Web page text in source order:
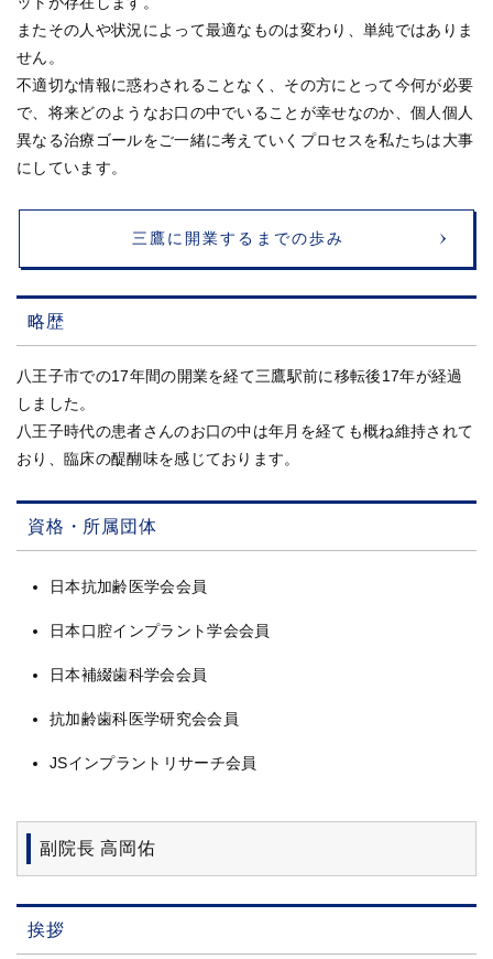
またその人や状況によって最適なものは変わり、単純ではありま
せん。
不適切な情報に惑わされることなく、その方にとって今何が必要
で、将来どのようなお口の中でいることが幸せなのか、個人個人
異なる治療ゴールをご一緒に考えていくプロセスを私たちは大事
にしています。
三鷹に開業するまでの歩み
略歴
八王子市での17年間の開業を経て三鷹駅前に移転後17年が経過
しました。
八王子時代の患者さんのお口の中は年月を経ても概ね維持されて
おり、臨床の醍醐味を感じております。
資格・所属団体
日本抗加齢医学会会員
日本口腔インプラント学会会員
日本補綴歯科学会会員
抗加齢歯科医学研究会会員
JSインプラントリサーチ会員
副院長 高岡佑
挨拶